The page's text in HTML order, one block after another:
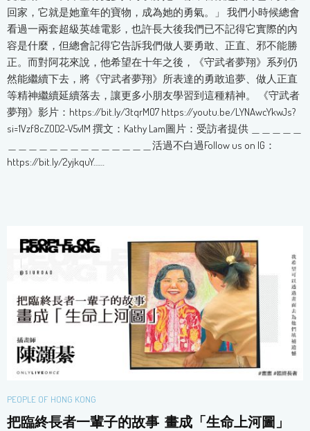
回家，它就是她童年的寶物，成為她的勇氣。」 我們小時候總會
看過一兩套超級英雄電影，也許長大後我們已不記得它實際的內
容是什麼，但總會記得它告訴我們做人要勇敢、正直、邪不能勝
正。而對阿花來說，他希望在十年之後，《守武者夢翔》系列仍
然能繼續下去，將《守武者夢翔》所表達的勇敢追夢、做人正直
等精神繼續延續落去，讓更多小朋友學習到這種精神。 《守武者
夢翔》影片：https://bit.ly/3tqrMO7 https://youtu.be/LYNAwcYkwJs?
si=1Vzf8cZOD2-V5v1M 撰文：Kathy Lam圖片：受訪者提供 ＿＿＿＿＿
＿＿＿＿＿＿＿＿＿＿＿＿＿＿活過不白過Follow us on IG：
https://bit.ly/2yjkquY……
PEOPLE OF HONG KONG
把臨終長者一輩子的故事 畫成「生命上河圖」